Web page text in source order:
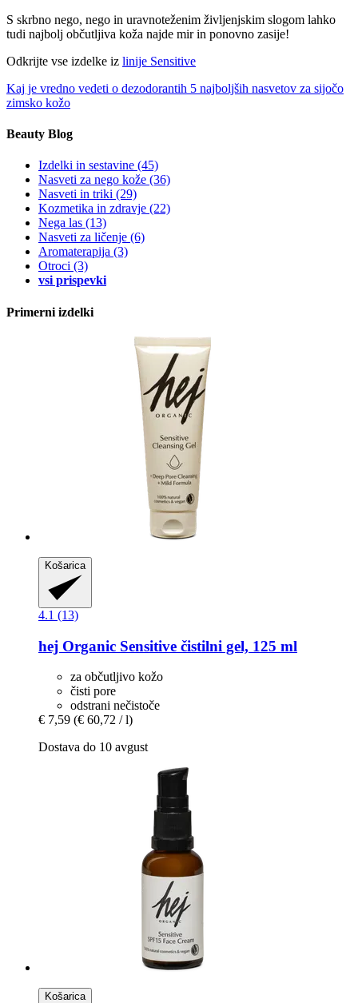
S skrbno nego, nego in uravnoteženim življenjskim slogom lahko
tudi najbolj občutljiva koža najde mir in ponovno zasije!
Odkrijte vse izdelke iz linije Sensitive
Kaj je vredno vedeti o dezodorantih 5 najboljših nasvetov za sijočo
zimsko kožo
Beauty Blog
Izdelki in sestavine (45)
Nasveti za nego kože (36)
Nasveti in triki (29)
Kozmetika in zdravje (22)
Nega las (13)
Nasveti za ličenje (6)
Aromaterapija (3)
Otroci (3)
vsi prispevki
Primerni izdelki
Košarica
4.1 (13)
hej Organic Sensitive čistilni gel, 125 ml
za občutljivo kožo
čisti pore
odstrani nečistoče
€ 7,59 (€ 60,72 / l)
Dostava do 10 avgust
Košarica